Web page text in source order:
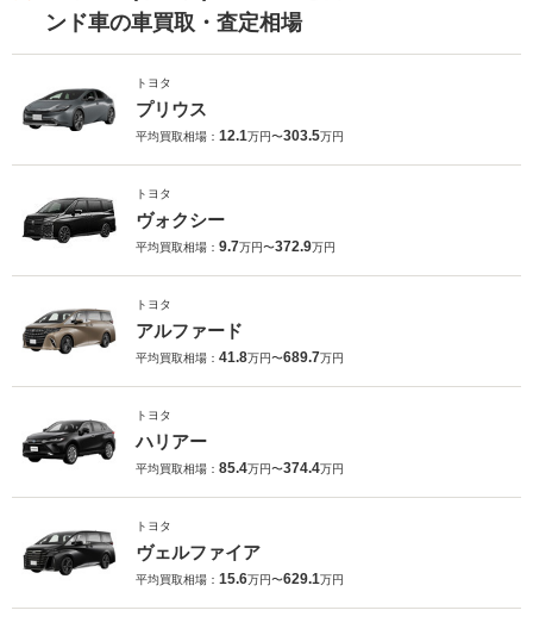
ンド車の車買取・査定相場
トヨタ
プリウス
平均買取相場： 12.1万円〜303.5万円
トヨタ
ヴォクシー
平均買取相場： 9.7万円〜372.9万円
トヨタ
アルファード
平均買取相場： 41.8万円〜689.7万円
トヨタ
ハリアー
平均買取相場： 85.4万円〜374.4万円
トヨタ
ヴェルファイア
平均買取相場： 15.6万円〜629.1万円